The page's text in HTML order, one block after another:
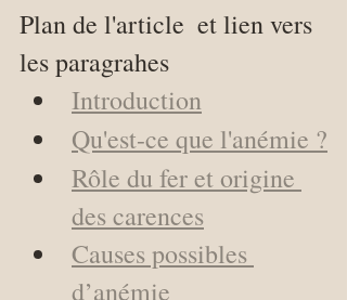
Plan de l'article  et lien vers
les paragrahes
Introduction
Qu'est-ce que l'anémie ?
Rôle du fer et origine
des carences
Causes possibles
d’anémie